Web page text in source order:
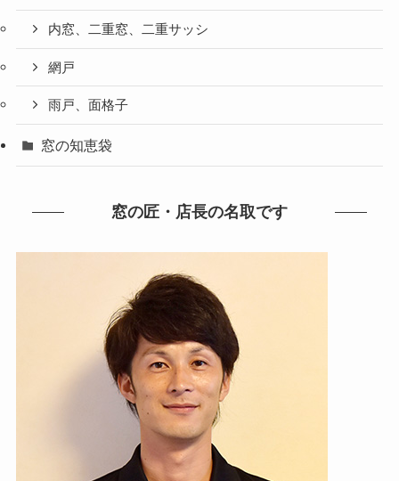
内窓、二重窓、二重サッシ
網戸
雨戸、面格子
窓の知恵袋
窓の匠・店長の名取です